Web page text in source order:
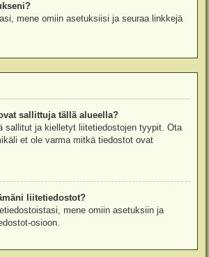
mene omiin asetuksiisi ja seuraa linkkejä
sallittuja tällä alueella?
sallitut ja kielletyt liitetiedostojen tyypit. Ota
et ole varma mitkä tiedostot ovat
liitetiedostot?
mene omiin asetuksiin ja
osioon.